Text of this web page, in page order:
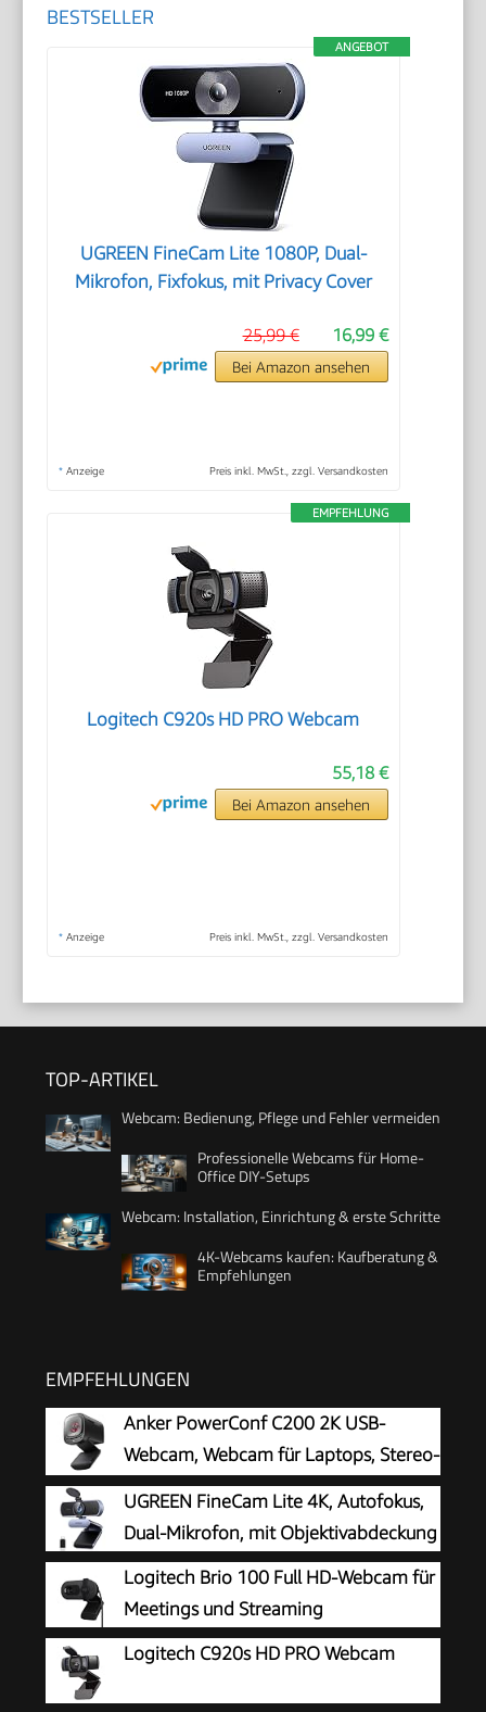
BESTSELLER
ANGEBOT
UGREEN FineCam Lite 1080P, Dual-
Mikrofon, Fixfokus, mit Privacy Cover
16,99 €
25,99 €
Bei Amazon ansehen
* Anzeige Preis inkl. MwSt., zzgl. Versandkosten
EMPFEHLUNG
Logitech C920s HD PRO Webcam
55,18 €
Bei Amazon ansehen
* Anzeige Preis inkl. MwSt., zzgl. Versandkosten
TOP-ARTIKEL
Webcam: Bedienung, Pflege und Fehler vermeiden
Professionelle Webcams für Home-
Office DIY-Setups
Webcam: Installation, Einrichtung & erste Schritte
4K-Webcams kaufen: Kaufberatung &
Empfehlungen
EMPFEHLUNGEN
Anker PowerConf C200 2K USB-
Webcam, Webcam für Laptops, Stereo-
Mikrofone
UGREEN FineCam Lite 4K, Autofokus,
Dual-Mikrofon, mit Objektivabdeckung
Logitech Brio 100 Full HD-Webcam für
Meetings und Streaming
Logitech C920s HD PRO Webcam